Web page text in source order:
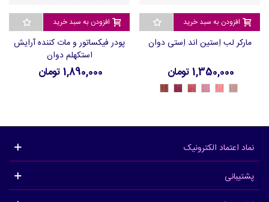
افزودن به سبد خرید
مارکر لب اِستین اند اِستی دوان
1,350,000 تومان
46888
-
46889
-
46890
-
46891
-
46892
-
46893
-
افزودن به سبد خرید
پودر فیکساتور و مات کننده آرایش
استکهلم دوان
1,890,000 تومان
نماد اعتماد الکترونیک
پشتیبانی